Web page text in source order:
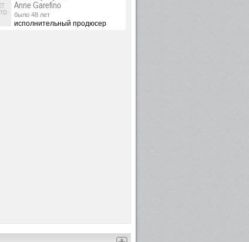
Anne Garefino
было 48 лет
исполнительный продюсер